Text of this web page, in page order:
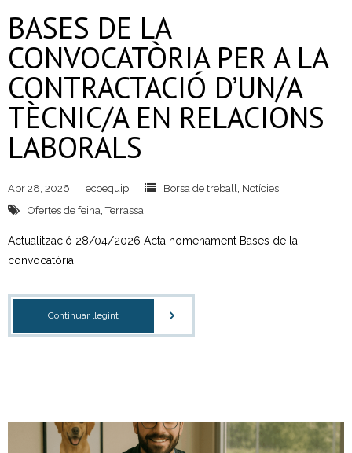
BASES DE LA
CONVOCATÒRIA PER A LA
CONTRACTACIÓ D’UN/A
TÈCNIC/A EN RELACIONS
LABORALS
Abr 28, 2026 ecoequip Borsa de treball
Notícies
Ofertes de feina ,Terrassa
Actualització 28/04/2026 Acta nomenament Bases de la
convocatòria
Continuar llegint